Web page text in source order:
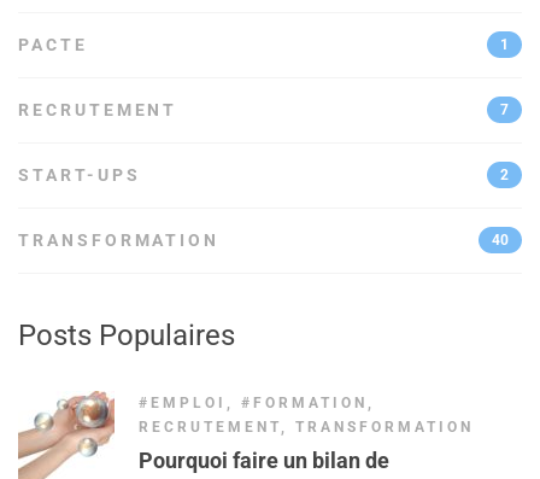
PACTE 1
RECRUTEMENT 7
START-UPS 2
TRANSFORMATION 40
Posts Populaires
#EMPLOI , #FORMATION ,
RECRUTEMENT , TRANSFORMATION
Pourquoi faire un bilan de